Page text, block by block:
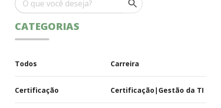
CATEGORIAS
Todos Carreira
Certificação Certificação|Gestão da TI